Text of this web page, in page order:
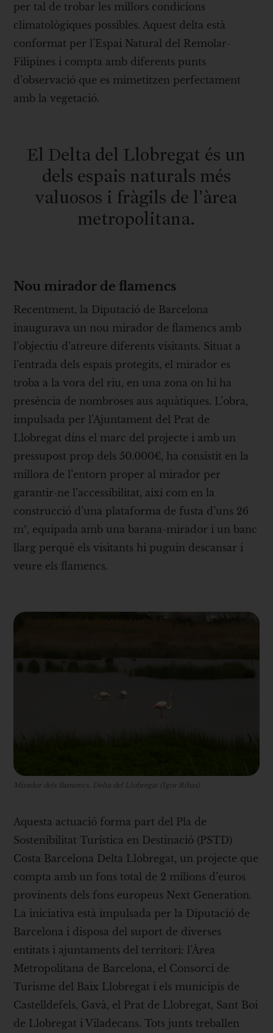
per tal de trobar les millors condicions
climatològiques possibles. Aquest delta està
conformat per l’Espai Natural del Remolar-
Filipines i compta amb diferents punts
d’observació que es mimetitzen perfectament
amb la vegetació.
El Delta del Llobregat és un
dels espais naturals més
valuosos i fràgils de l’àrea
metropolitana.
Nou mirador de flamencs
Recentment, la Diputació de Barcelona
inaugurava un nou mirador de flamencs amb
l’objectiu d’atreure diferents visitants. Situat a
l’entrada dels espais protegits, el mirador es
troba a la vora del riu, en una zona on hi ha
presència de nombroses aus aquàtiques. L’obra,
impulsada per l’Ajuntament del Prat de
Llobregat dins el marc del projecte i amb un
pressupost prop dels 50.000€, ha consistit en la
millora de l’entorn proper al mirador per
garantir-ne l’accessibilitat, així com en la
construcció d’una plataforma de fusta d’uns 26
m², equipada amb una barana-mirador i un banc
llarg perquè els visitants hi puguin descansar i
veure els flamencs.
Mirador dels flamencs, Delta del Llobregat (Igor Ribas)
Aquesta actuació forma part del Pla de
Sostenibilitat Turística en Destinació (PSTD)
Costa Barcelona Delta Llobregat, un projecte que
compta amb un fons total de 2 milions d’euros
provinents dels fons europeus Next Generation.
La iniciativa està impulsada per la Diputació de
Barcelona i disposa del suport de diverses
entitats i ajuntaments del territori: l’Àrea
Metropolitana de Barcelona, el Consorci de
Turisme del Baix Llobregat i els municipis de
Castelldefels, Gavà, el Prat de Llobregat, Sant Boi
de Llobregat i Viladecans. Tots junts treballen